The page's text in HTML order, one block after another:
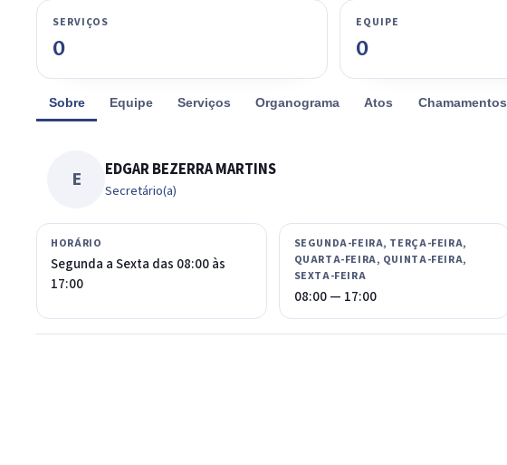
SERVIÇOS
0
EQUIPE
0
Sobre Equipe Serviços Organograma Atos Chamamentos
E EDGAR BEZERRA MARTINS
Secretário(a)
HORÁRIO
Segunda a Sexta das 08:00 às
17:00
SEGUNDA-FEIRA, TERÇA-FEIRA,
QUARTA-FEIRA, QUINTA-FEIRA,
SEXTA-FEIRA
08:00 — 17:00